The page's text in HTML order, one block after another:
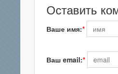
Оставить
Ваше имя:
Ваш email: